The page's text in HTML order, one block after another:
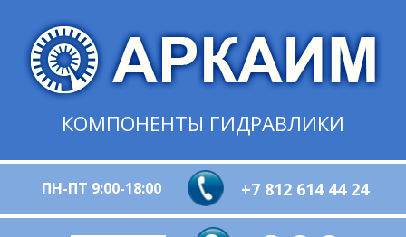
КОМПОНЕНТЫ ГИДРАВЛИКИ
ПН-ПТ 9:00-18:00 +7 812 614 44 24